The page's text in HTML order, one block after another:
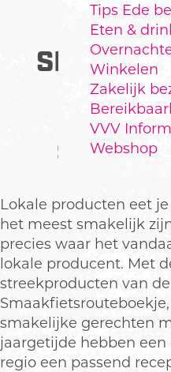
Tips Ede
Eten &
Winkelen
Zakelijk
VVV
Webshop
ZELF
Lokale producten eet
het meest smakelijk
precies waar het
lokale producent. Met
streekproducten van
smakelijke gerechten
jaargetijde hebben
regio een passend